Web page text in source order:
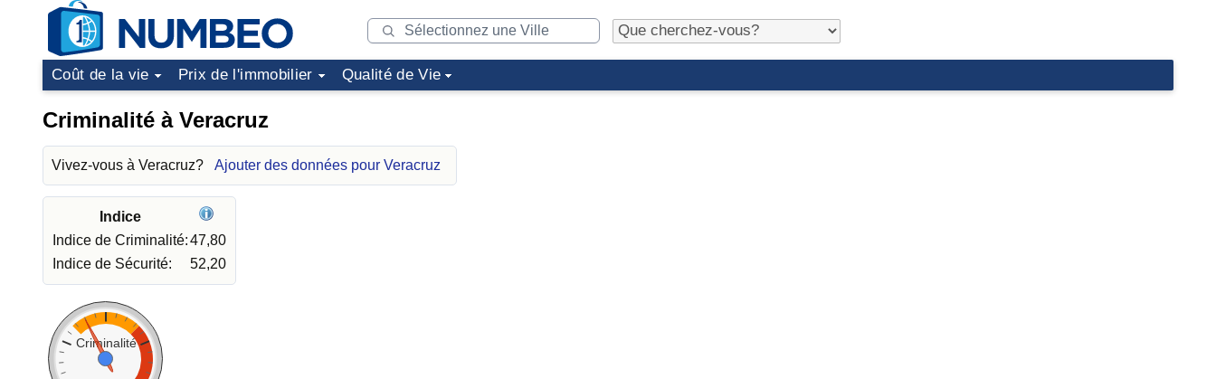
Coût de la vie Prix de l'immobilier Qualité de Vie
Criminalité à Veracruz
Vivez-vous à Veracruz? Ajouter des données pour Veracruz
Indice
Indice de Criminalité:47,80
Indice de Sécurité:
52,20
Criminalité